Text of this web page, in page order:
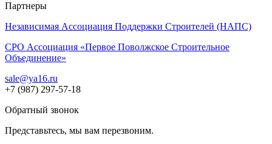
Партнеры
Независимая Ассоциация Поддержки Строителей (НАПС)
СРО Ассоциация «Первое Поволжское Строительное
Объединение»
sale@ya16.ru
+7 (987) 297-57-18
Обратный звонок
Представьтесь, мы вам перезвоним.